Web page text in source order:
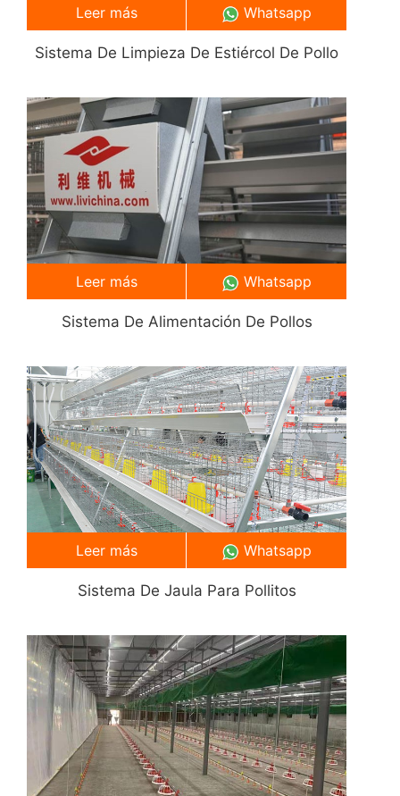
Sistema De Limpieza De Estiércol De Pollo
Leer más Whatsapp
Sistema De Alimentación De Pollos
Leer más Whatsapp
Sistema De Jaula Para Pollitos
Leer más Whatsapp